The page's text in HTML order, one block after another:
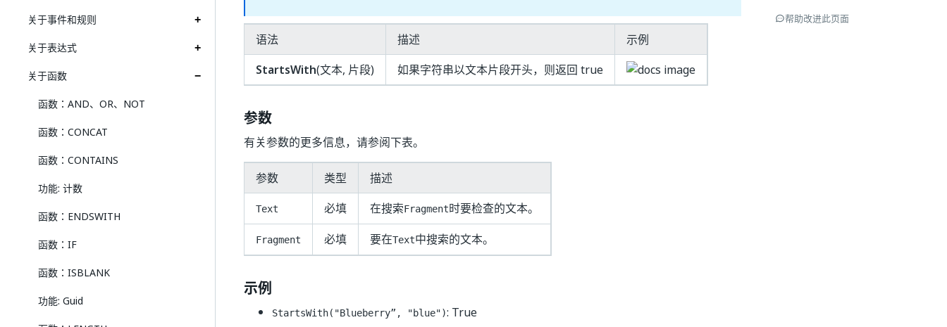
关于事件和规则
关于表达式
关于函数
函数：AND、OR、NOT
函数：CONCAT
函数：CONTAINS
功能: 计数
函数：ENDSWITH
函数：IF
函数：ISBLANK
功能: Guid
语法 描述
示例
StartsWith(文本, 片段) 如果字符串以文本片段开头，则返回 true
参数
有关参数的更多信息，请参阅下表。
参数 类型 描述
Text 必填 在搜索Fragment时要检查的文本。
Fragment 必填 要在Text中搜索的文本。
示例
StartsWith("Blueberry”, "blue"): True
帮助改进此页面